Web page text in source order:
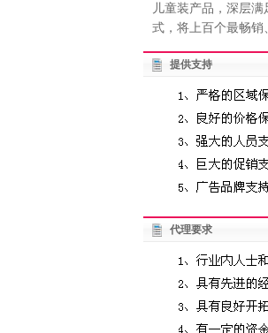
儿童装产品，深层
式，将上百个最畅销
提供支持
代理要求